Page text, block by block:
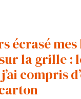
écrasé
la grille :
compris